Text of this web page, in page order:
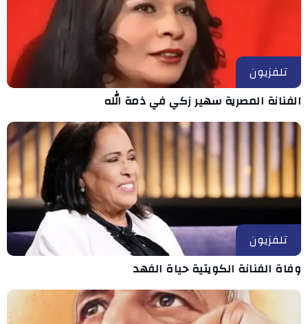
تلفزيون
الفنانة المصرية سهير زكي في ذمة الله
تلفزيون
وفاة الفنانة الكويتية حياة الفهد